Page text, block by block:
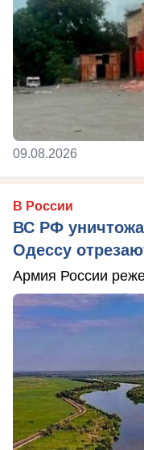
09.08.2026
В России
ВС РФ
Одессу
Армия России